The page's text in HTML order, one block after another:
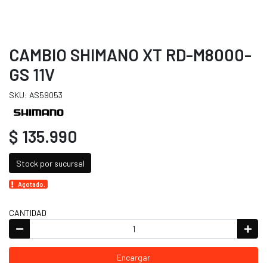
CAMBIO SHIMANO XT RD-M8000-
GS 11V
SKU: AS59053
$ 135.990
Stock por sucursal
Agotado.
CANTIDAD
Encargar